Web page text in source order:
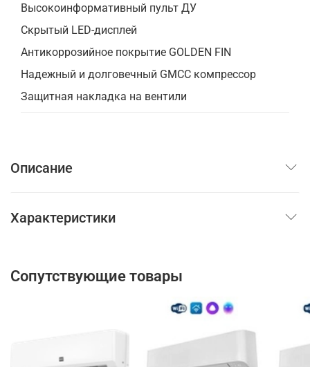
Высокоинформативный пульт ДУ
Скрытый LED-дисплей
Антикоррозийное покрытие GOLDEN FIN
Надежный и долговечный GMCC компрессор
Защитная накладка на вентили
Описание
Характеристики
Сопутствующие товары